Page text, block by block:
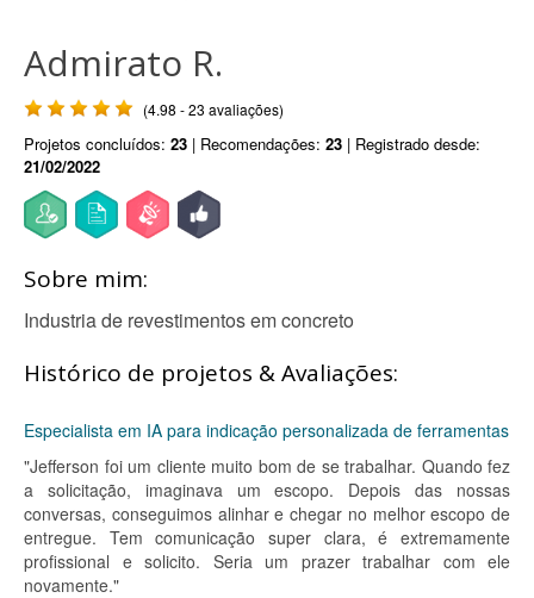
Admirato R.
(4.98 - 23 avaliações)
Projetos concluídos: 23 | Recomendações: 23 | Registrado desde:
21/02/2022
Sobre mim:
Industria de revestimentos em concreto
Histórico de projetos & Avaliações:
Especialista em IA para indicação personalizada de ferramentas
"Jefferson foi um cliente muito bom de se trabalhar. Quando fez
a solicitação, imaginava um escopo. Depois das nossas
conversas, conseguimos alinhar e chegar no melhor escopo de
entregue. Tem comunicação super clara, é extremamente
profissional e solicito. Seria um prazer trabalhar com ele
novamente."